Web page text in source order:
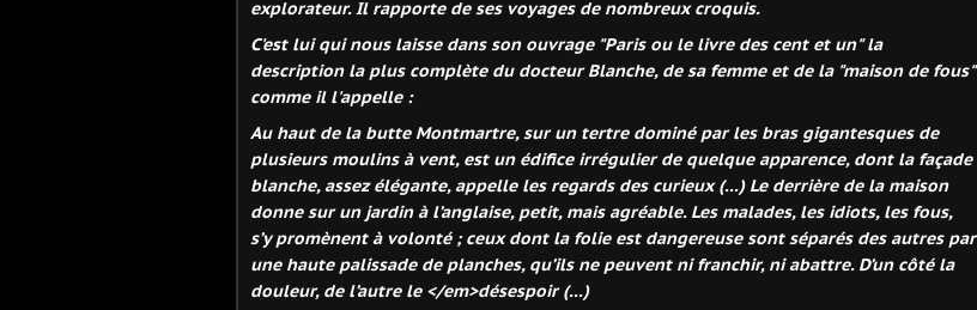
explorateur. Il rapporte de ses voyages de nombreux croquis.
C'est lui qui nous laisse dans son ouvrage "Paris oule livre des cent et un" la
description la plus complète du docteur Blanche, de sa femme et de la "maison defous"
comme il l'appelle :
Au haut de la butte Montmartre, sur un tertre dominé par les bras gigantesques de
plusieurs moulins à vent, est un édifice irrégulier de quelque apparence, dont la façade
blanche, assez élégante, appelle les regards des curieux (...) Le derrière de la maison
donne sur un jardin à l’anglaise, petit, mais agréable. Les malades, les idiots, les fous,
s’y promènent à volonté ; ceux dont la folie est dangereuse sont séparés des autres par
une haute palissade de planches, qu’ils ne peuvent ni franchir, ni abattre. D’un côté la
douleur, de l’autre le </em>désespoir (...)